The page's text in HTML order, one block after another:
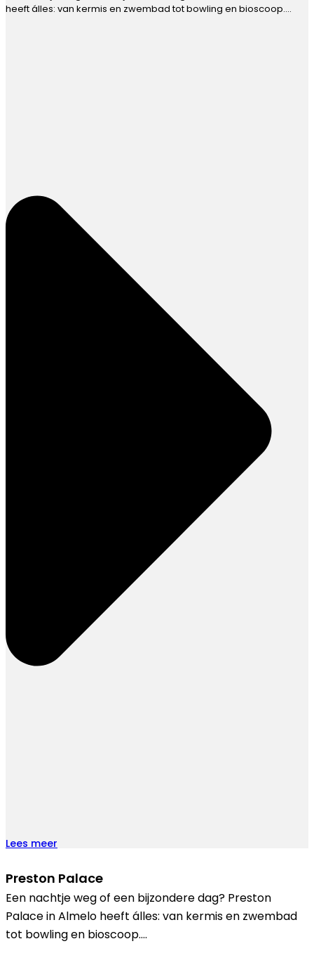
heeft álles: van kermis en zwembad tot bowling en bioscoop….
Lees meer
Preston Palace
Een nachtje weg of een bijzondere dag? Preston
Palace in Almelo heeft álles: van kermis en zwembad
tot bowling en bioscoop….